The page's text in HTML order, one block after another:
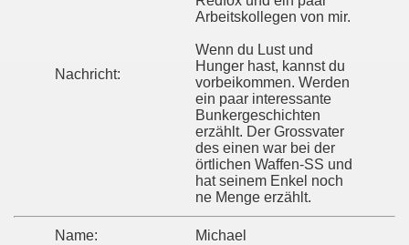
Nachricht:
Arbeitskollegen von mir.
Wenn du Lust und
Hunger hast, kannst du
vorbeikommen. Werden
ein paar interessante
Bunkergeschichten
erzählt. Der Grossvater
des einen war bei der
örtlichen Waffen-SS und
hat seinem Enkel noch
ne Menge erzählt.
Name:
Michael